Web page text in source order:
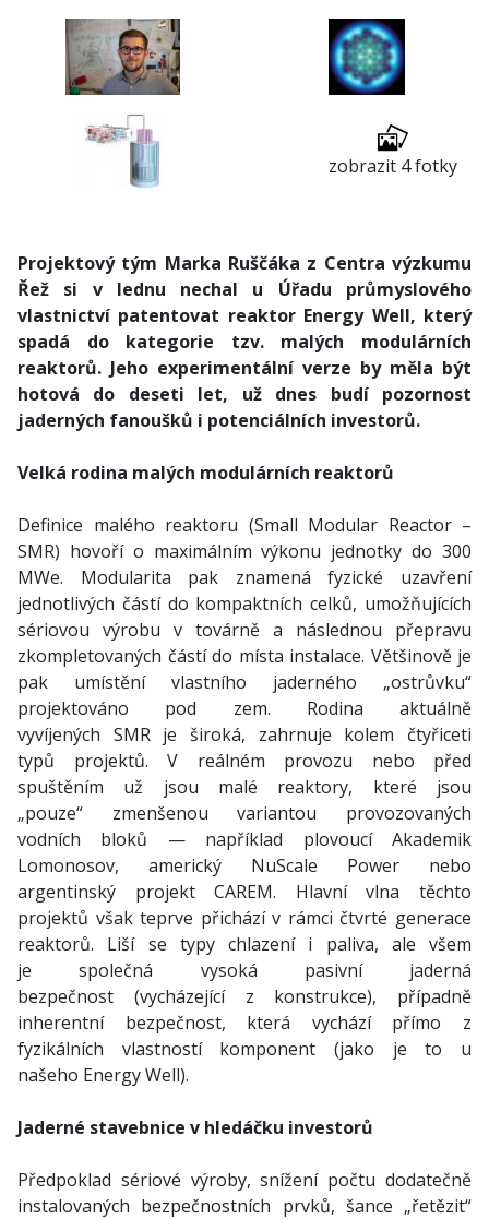
zobrazit 4 fotky
Projektový tým Marka Ruščáka z Centra výzkumu
Řež si v lednu nechal u Úřadu průmyslového
vlastnictví patentovat reaktor Energy Well, který
spadá do kategorie tzv. malých modulárních
reaktorů. Jeho experimentální verze by měla být
hotová do deseti let, už dnes budí pozornost
jaderných fanoušků i potenciálních investorů.
Velká rodina malých modulárních reaktorů
Definice malého reaktoru (Small Modular Reactor –
SMR) hovoří o maximálním výkonu jednotky do 300
MWe. Modularita pak znamená fyzické uzavření
jednotlivých částí do kompaktních celků, umožňujících
sériovou výrobu v továrně a následnou přepravu
zkompletovaných částí do místa instalace. Většinově je
pak umístění vlastního jaderného „ostrůvku“
projektováno pod zem. Rodina aktuálně
vyvíjených SMR je široká, zahrnuje kolem čtyřiceti
typů projektů. V reálném provozu nebo před
spuštěním už jsou malé reaktory, které jsou
„pouze“ zmenšenou variantou provozovaných
vodních bloků — například plovoucí Akademik
Lomonosov, americký NuScale Power nebo
argentinský projekt CAREM. Hlavní vlna těchto
projektů však teprve přichází v rámci čtvrté generace
reaktorů. Liší se typy chlazení i paliva, ale všem
je společná vysoká pasivní jaderná
bezpečnost (vycházející z konstrukce), případně
inherentní bezpečnost, která vychází přímo z
fyzikálních vlastností komponent (jako je to u
našeho Energy Well).
Jaderné stavebnice v hledáčku investorů
Předpoklad sériové výroby, snížení počtu dodatečně
instalovaných bezpečnostních prvků, šance „řetězit“